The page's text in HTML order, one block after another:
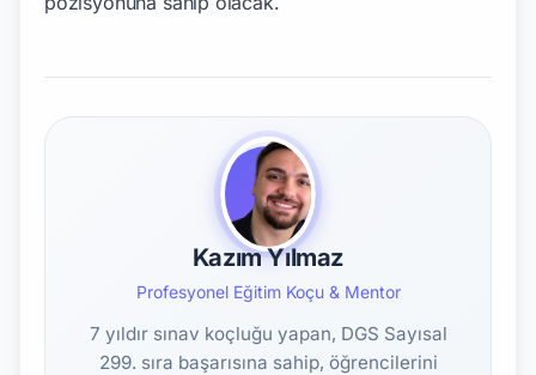
Kazım Yılmaz
Profesyonel Eğitim Koçu & Mentor
7 yıldır sınav koçluğu yapan, DGS Sayısal
299. sıra başarısına sahip, öğrencilerini